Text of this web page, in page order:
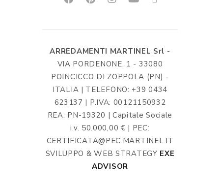
ARREDAMENTI MARTINEL Srl -
VIA PORDENONE, 1 - 33080
POINCICCO DI ZOPPOLA (PN) -
ITALIA | TELEFONO: +39 0434
623137 | P.IVA: 00121150932
REA: PN-19320 | Capitale Sociale
i.v. 50.000,00 € | PEC:
CERTIFICATA@PEC.MARTINEL.IT
SVILUPPO & WEB STRATEGY EXE
ADVISOR